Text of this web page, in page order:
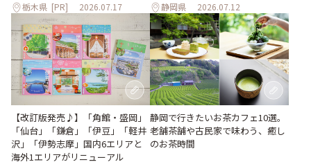
栃木県 [PR] 2026.07.17 静岡県 2026.07.12
【改訂版発売♪】「角館・盛岡」
「仙台」「鎌倉」「伊豆」「軽井
沢」「伊勢志摩」国内6エリアと
海外1エリアがリニューアル
静岡で行きたいお茶カフェ10選。
老舗茶舗や古民家で味わう、癒し
のお茶時間